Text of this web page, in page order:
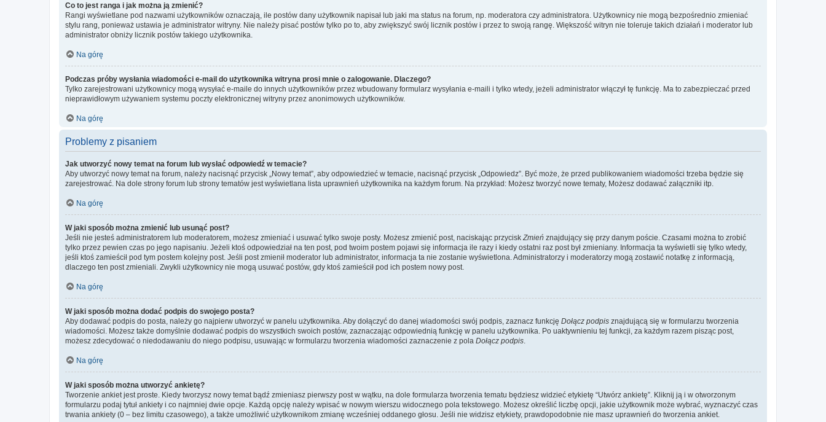
Co to jest ranga i jak można ją zmienić?
Rangi wyświetlane pod nazwami użytkowników oznaczają, ile postów dany użytkownik napisał lub jaki ma status na forum, np. moderatora czy administratora. Użytkownicy nie mogą bezpośrednio zmieniać
stylu rang, ponieważ ustawia je administrator witryny. Nie należy pisać postów tylko po to, aby zwiększyć swój licznik postów i przez to swoją rangę. Większość witryn nie toleruje takich działań i moderator lub
administrator obniży licznik postów takiego użytkownika.
Na górę
Podczas próby wysłania wiadomości e-mail do użytkownika witryna prosi mnie o zalogowanie. Dlaczego?
Tylko zarejestrowani użytkownicy mogą wysyłać e-maile do innych użytkowników przez wbudowany formularz wysyłania e-maili i tylko wtedy, jeżeli administrator włączył tę funkcję. Ma to zabezpieczać przed
nieprawidłowym używaniem systemu poczty elektronicznej witryny przez anonimowych użytkowników.
Na górę
Problemy z pisaniem
Jak utworzyć nowy temat na forum lub wysłać odpowiedź w temacie?
Aby utworzyć nowy temat na forum, należy nacisnąć przycisk „Nowy temat”, aby odpowiedzieć w temacie, nacisnąć przycisk „Odpowiedz”. Być może, że przed publikowaniem wiadomości trzeba będzie się
zarejestrować. Na dole strony forum lub strony tematów jest wyświetlana lista uprawnień użytkownika na każdym forum. Na przykład: Możesz tworzyć nowe tematy, Możesz dodawać załączniki itp.
Na górę
W jaki sposób można zmienić lub usunąć post?
Jeśli nie jesteś administratorem lub moderatorem, możesz zmieniać i usuwać tylko swoje posty. Możesz zmienić post, naciskając przycisk Zmień znajdujący się przy danym poście. Czasami można to zrobić
tylko przez pewien czas po jego napisaniu. Jeżeli ktoś odpowiedział na ten post, pod twoim postem pojawi się informacja ile razy i kiedy ostatni raz post był zmieniany. Informacja ta wyświetli się tylko wtedy,
jeśli ktoś zamieścił pod tym postem kolejny post. Jeśli post zmienił moderator lub administrator, informacja ta nie zostanie wyświetlona. Administratorzy i moderatorzy mogą zostawić notatkę z informacją,
dlaczego ten post zmieniali. Zwykli użytkownicy nie mogą usuwać postów, gdy ktoś zamieścił pod ich postem nowy post.
Na górę
W jaki sposób można dodać podpis do swojego posta?
Aby dodawać podpis do posta, należy go najpierw utworzyć w panelu użytkownika. Aby dołączyć do danej wiadomości swój podpis, zaznacz funkcję Dołącz podpis znajdującą się w formularzu tworzenia
wiadomości. Możesz także domyślnie dodawać podpis do wszystkich swoich postów, zaznaczając odpowiednią funkcję w panelu użytkownika. Po uaktywnieniu tej funkcji, za każdym razem pisząc post,
możesz zdecydować o niedodawaniu do niego podpisu, usuwając w formularzu tworzenia wiadomości zaznaczenie z pola Dołącz podpis
Na górę
W jaki sposób można utworzyć ankietę?
Tworzenie ankiet jest proste. Kiedy tworzysz nowy temat bądź zmieniasz pierwszy post w wątku, na dole formularza tworzenia tematu będziesz widzieć etykietę “Utwórz ankietę”. Kliknij ją i w otworzonym
formularzu podaj tytuł ankiety i co najmniej dwie opcje. Każdą opcję należy wpisać w nowym wierszu widocznego pola tekstowego. Możesz określić liczbę opcji, jakie użytkownik może wybrać, wyznaczyć czas
trwania ankiety (0 – bez limitu czasowego), a także umożliwić użytkownikom zmianę wcześniej oddanego głosu. Jeśli nie widzisz etykiety, prawdopodobnie nie masz uprawnień do tworzenia ankiet.